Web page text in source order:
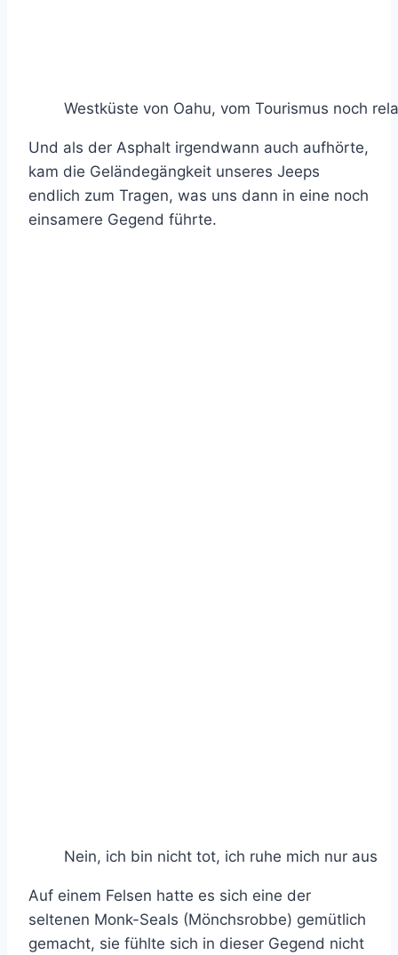
Westküste von Oahu, vom Tourismus noch
Und als der Asphalt irgendwann auch aufhörte,
kam die Geländegängkeit unseres Jeeps
endlich zum Tragen, was uns dann in eine noch
einsamere Gegend führte.
Nein, ich bin nicht tot, ich ruhe mich nur aus
Auf einem Felsen hatte es sich eine der
seltenen Monk-Seals (Mönchsrobbe) gemütlich
gemacht, sie fühlte sich in dieser Gegend nicht